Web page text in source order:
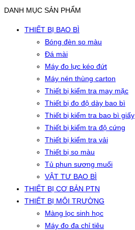
DANH MỤC SẢN PHẨM
THIẾT BỊ BAO BÌ
Bóng đèn so màu
Đá mài
Máy đo lực kéo đứt
Máy nén thùng carton
Thiết bị kiểm tra may mặc
Thiết bị đo độ dày bao bì
Thiết bị kiểm tra bao bì giấy
Thiết bị kiểm tra độ cứng
Thiết bị kiểm tra vải
Thiết bị so màu
Tủ phun sương muối
VẬT TƯ BAO BÌ
THIẾT BỊ CƠ BẢN PTN
THIẾT BỊ MÔI TRƯỜNG
Màng lọc sinh học
Máy đo đa chỉ tiêu